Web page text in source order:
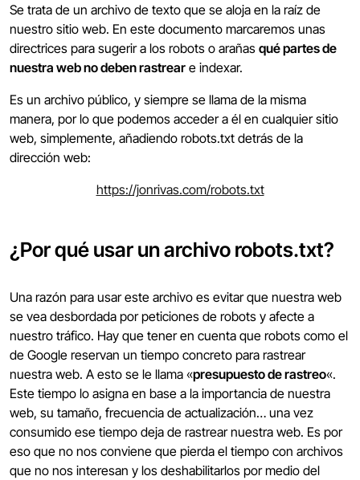
Se trata de un archivo de texto que se aloja en la raíz de
nuestro sitio web. En este documento marcaremos unas
directrices para sugerir a los robots o arañas qué partes de
nuestra web no deben rastrear e indexar.
Es un archivo público, y siempre se llama de la misma
manera, por lo que podemos acceder a él en cualquier sitio
web, simplemente, añadiendo robots.txt detrás de la
dirección web:
https://jonrivas.com/robots.txt
¿Por qué usar un archivo robots.txt?
Una razón para usar este archivo es evitar que nuestra web
se vea desbordada por peticiones de robots y afecte a
nuestro tráfico. Hay que tener en cuenta que robots como el
de Google reservan un tiempo concreto para rastrear
nuestra web. A esto se le llama «presupuesto de rastreo«.
Este tiempo lo asigna en base a la importancia de nuestra
web, su tamaño, frecuencia de actualización… una vez
consumido ese tiempo deja de rastrear nuestra web. Es por
eso que no nos conviene que pierda el tiempo con archivos
que no nos interesan y los deshabilitarlos por medio del